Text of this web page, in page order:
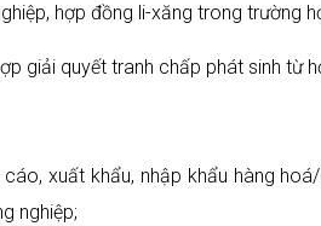
hợp đồng li-xăng trong trường
giải quyết tranh chấp phát sinh từ
xuất khẩu, nhập khẩu hàng
nghiệp;